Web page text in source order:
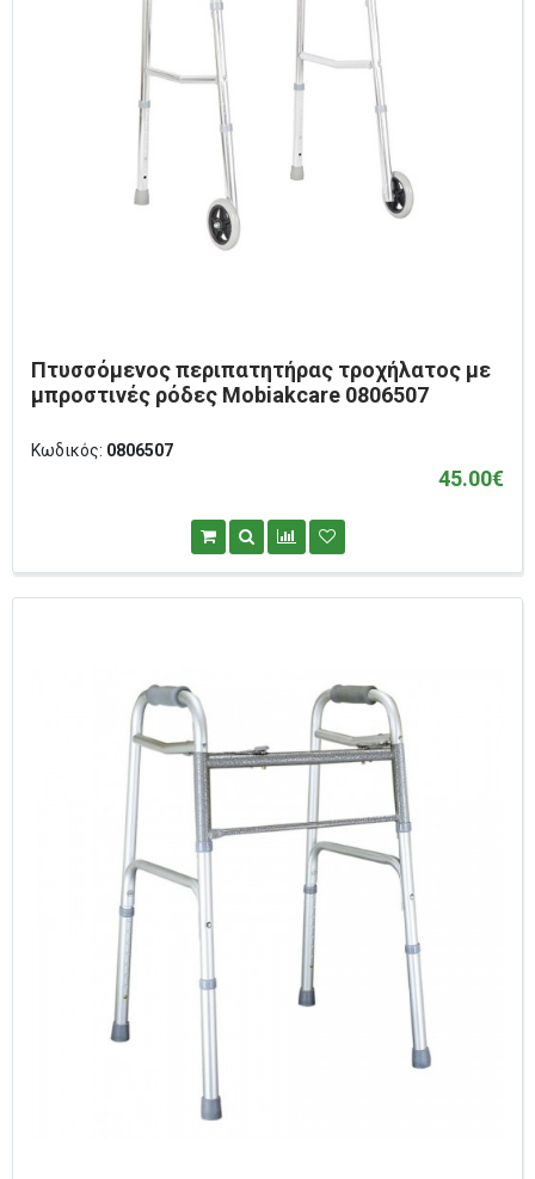
Πτυσσόμενος περιπατητήρας τροχήλατος με
μπροστινές ρόδες Mobiakcare 0806507
Κωδικός: 0806507
45.00€